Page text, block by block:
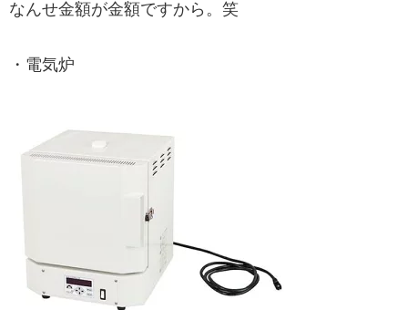
なんせ金額が金額ですから。笑
・電気炉